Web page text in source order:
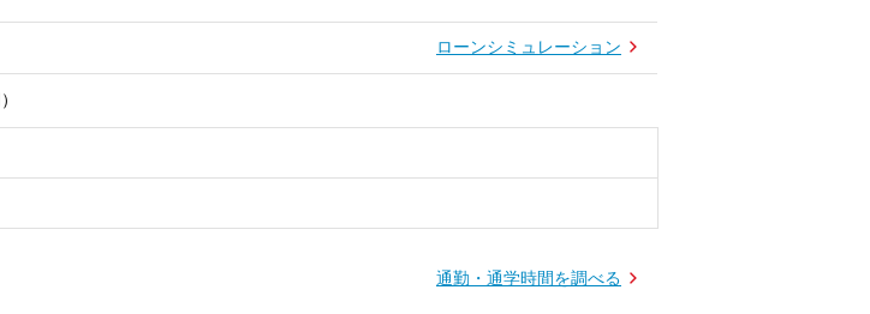
ローンシミュレーション
）
通勤・通学時間を調べる